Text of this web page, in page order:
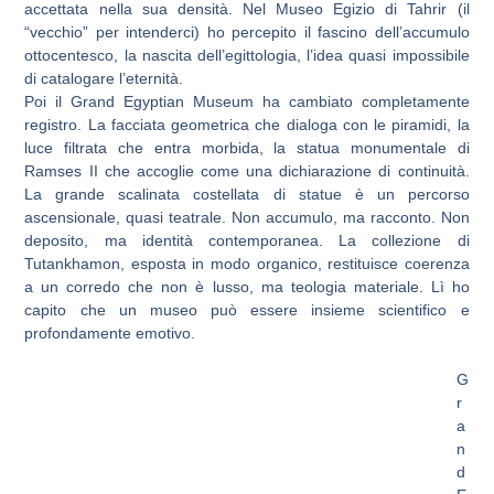
accettata nella sua densità. Nel Museo Egizio di Tahrir (il
“vecchio” per intenderci) ho percepito il fascino dell’accumulo
ottocentesco, la nascita dell’egittologia, l’idea quasi impossibile
di catalogare l’eternità.
Poi il Grand Egyptian Museum ha cambiato completamente
registro. La facciata geometrica che dialoga con le piramidi, la
luce filtrata che entra morbida, la statua monumentale di
Ramses II che accoglie come una dichiarazione di continuità.
La grande scalinata costellata di statue è un percorso
ascensionale, quasi teatrale. Non accumulo, ma racconto. Non
deposito, ma identità contemporanea. La collezione di
Tutankhamon, esposta in modo organico, restituisce coerenza
a un corredo che non è lusso, ma teologia materiale. Lì ho
capito che un museo può essere insieme scientifico e
profondamente emotivo.
G
r
a
n
d